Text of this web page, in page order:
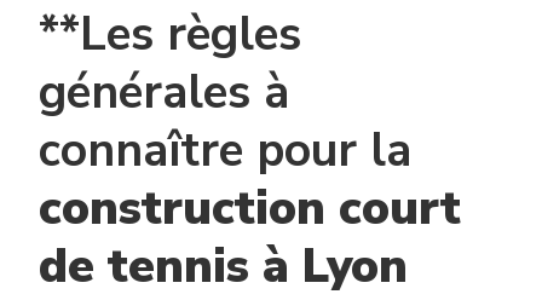
**Les règles
générales à
connaître pour la
construction court
de tennis à Lyon